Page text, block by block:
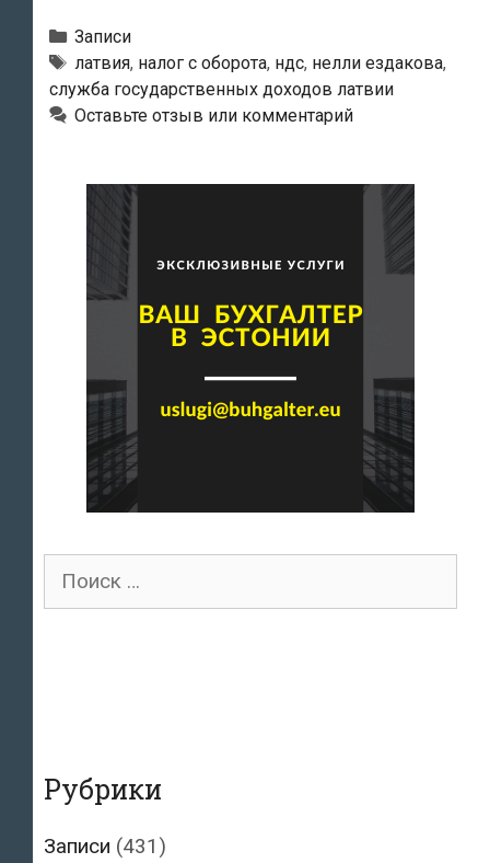
СГД
Латвии
Нелли
может
с
налоговым
мошенничеством
Рубрики
Записи
Метки
латвия, налог с оборота, ндс, нелли ездакова,
служба государственных доходов латвии
Оставьте отзыв или комментарий
Рубрики
Записи (431)